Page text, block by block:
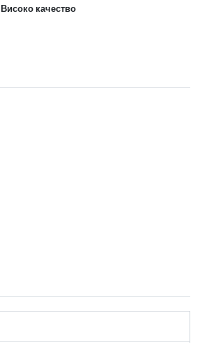
Високо качество